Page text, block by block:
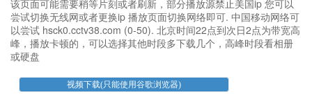
该页面可能需要稍等片刻或者刷新，部分播放源禁止美国ip 您可以
尝试切换无线网或者更换ip 播放页面切换网络即可. 中国移动网络可
以尝试 hsck0.cctv38.com (0-50). 北京时间22点到次日2点为带宽高
峰，播放卡顿的，可以选择其他时段多下载几个，高峰时段看相册
或硬盘